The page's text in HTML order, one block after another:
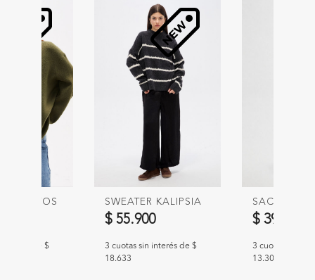
GRALVOS
interés de $
SWEATER KALIPSIA
$ 55.900
3 cuotas sin interés de $
18.633
SACO LERO
$ 39.900
3 cuotas sin
13.300